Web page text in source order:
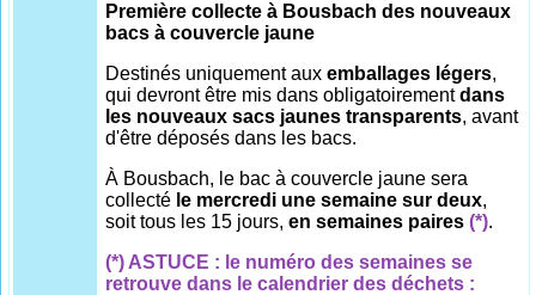
Première collecte à Bousbach des nouveaux
bacs à couvercle jaune
Destinés uniquement aux emballages légers,
qui devront être mis dans obligatoirementdans
les nouveaux sacs jaunes transparents, avant
d'être déposés dans les bacs.
À Bousbach, le bac à couvercle jaune sera
collecté le mercredi une semaine sur deux,
soit tous les 15 jours, en semaines paires (*).
(*) ASTUCE : le numéro des semaines se
retrouve dans le calendrier des déchets :